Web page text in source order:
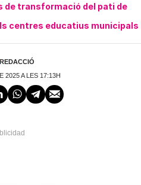
de transformació del pati de
centres educatius municipals
REDACCIÓ
2025 A LES 17:13H